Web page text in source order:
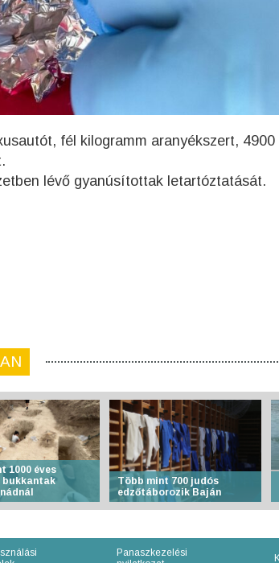
fél kilogramm aranyékszert,
lévő gyanúsítottak letartóztatását.
1000 éves
bukkantak
Több mint 700 judós
edzőtáborozik Baján
Panaszkezelési